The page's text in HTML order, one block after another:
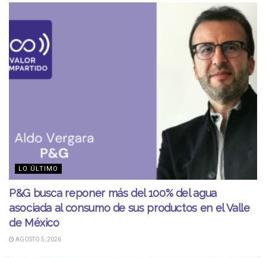
LO ÚLTIMO
P&G busca reponer más del 100% del agua
asociada al consumo de sus productos en el Valle
de México
AGOSTO 5, 2026